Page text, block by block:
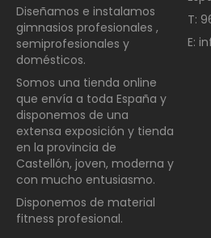
Diseñamos e instalamos
gimnasios profesionales ,
semiprofesionales y
domésticos.
Somos una tienda online
que envía a toda España y
disponemos de una
extensa exposición y tienda
en la provincia de
Castellón, joven, moderna y
con mucho entusiasmo.
Disponemos de material
fitness profesional.
T:
E: